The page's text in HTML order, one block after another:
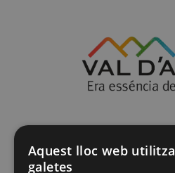
Aquest lloc web utilitza
galetes